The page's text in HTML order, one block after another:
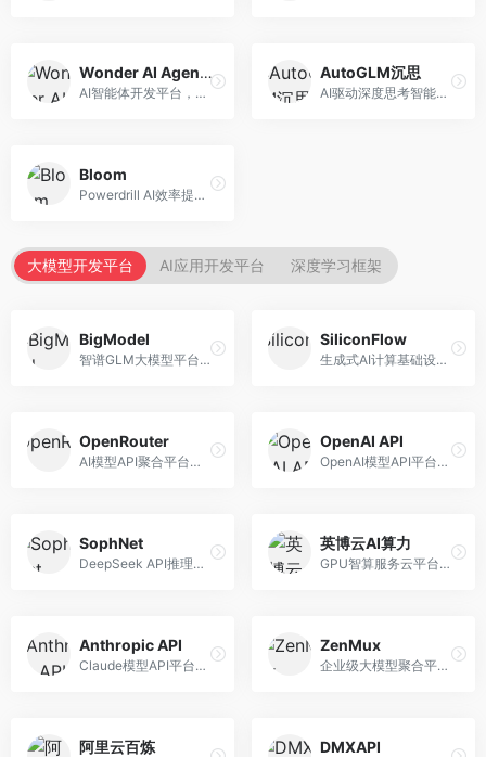
Wonder AI Agents
AI智能体开发平台，专注于低代码智能体创建。面向开发者，提供可视化开发、模板库、部署服务等功能，开发门槛低。
AutoGLM沉思
AI驱动深度思考智能体，专注于复杂推理任务。面向高级用户，提供深度分析、逻辑推理、决策支持等服务，推理能力强。
Bloom
Powerdrill AI效率提升平台，专注于企业智能化。面向企业用户，提供智能体创建、流程自动化、数据分析等服务，企业效率提升显著。
大模型开发平台 AI应用开发平台 深度学习框架
BigModel
智谱GLM大模型平台，提供API调用与模型服务。面向开发者和企业用户，提供GLM系列模型API、微调服务、应用开发工具等，开源生态完善。
SiliconFlow
生成式AI计算基础设施平台，专注于模型推理服务。面向开发者和企业，提供多模型API、高性能推理、成本优化等服务，推理性价比高。
OpenRouter
AI模型API聚合平台，整合多种主流大模型。面向开发者，提供统一API接口、模型对比、成本优化等服务，模型选择灵活。
OpenAI API
OpenAI模型API平台，提供GPT系列模型服务。面向开发者，提供模型API、微调服务、Assistants API等，是AI开发领域的基础设施。
SophNet
DeepSeek API推理平台，专注于DeepSeek模型服务。面向开发者，提供DeepSeek模型API、高性能推理、低成本服务，推理效率高。
英博云AI算力
GPU智算服务云平台，专注于AI算力租赁。面向AI研究者和企业，提供GPU租赁、模型训练、推理服务等，算力资源丰富。
Anthropic API
Claude模型API平台，专注于安全可靠的AI服务。面向开发者，提供Claude系列模型API、安全特性、企业级服务等，API质量高。
ZenMux
企业级大模型聚合平台，专注于企业AI服务。面向企业用户，提供多模型管理、安全合规、成本优化等服务，企业级功能完善。
阿里云百炼 DMXAPI